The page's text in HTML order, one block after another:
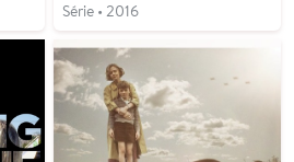
Série • 2016